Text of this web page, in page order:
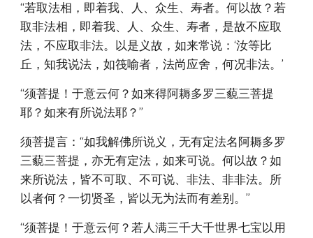
“若取法相，即着我、人、众生、寿者。何以故？若
取非法相，即着我、人、众生、寿者，是故不应取
法，不应取非法。以是义故，如来常说：‘汝等比
丘，知我说法，如筏喻者，法尚应舍，何况非法。’
“须菩提！于意云何？如来得阿耨多罗三藐三菩提
耶？如来有所说法耶？”
须菩提言：“如我解佛所说义，无有定法名阿耨多罗
三藐三菩提，亦无有定法，如来可说。何以故？如
来所说法，皆不可取、不可说、非法、非非法。所
以者何？一切贤圣，皆以无为法而有差别。”
“须菩提！于意云何？若人满三千大千世界七宝以用